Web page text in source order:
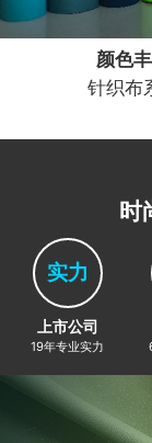
颜色
针织布
时
实力
上市公司
19年专业实力